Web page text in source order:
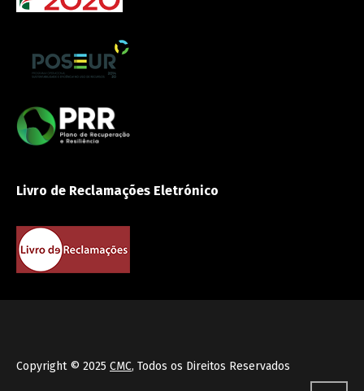
Livro de Reclamações Eletrónico
Copyright © 2025 CMC, Todos os Direitos Reservados